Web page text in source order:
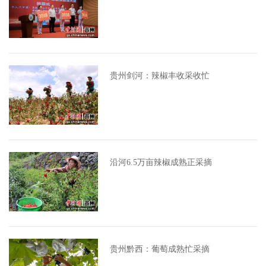
贵州剑河：辣椒丰收采收忙
沿河6.5万亩辣椒成熟正采摘
贵州黔西：葡萄成熟忙采摘